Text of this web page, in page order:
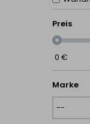
Preis
0 €
Marke